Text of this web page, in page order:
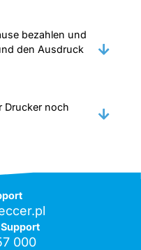
bezahlen und
den Ausdruck
Drucker noch
000